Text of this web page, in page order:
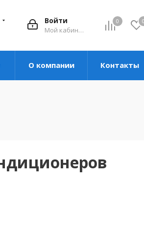
0 0
Войти
Мой кабинет
О компании Контакты